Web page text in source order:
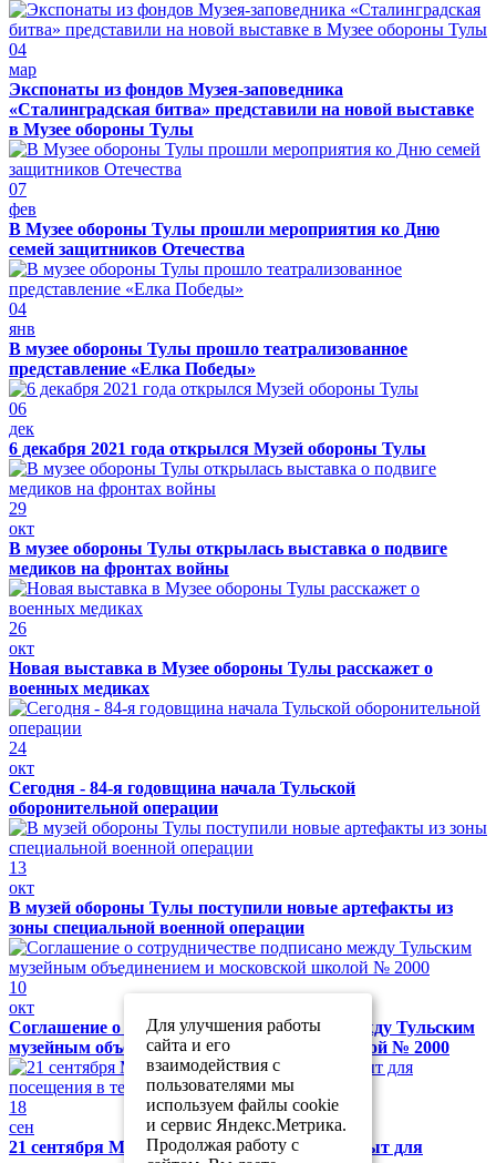
04
мар
Экспонаты из фондов Музея-заповедника
«Сталинградская битва» представили на новой выставке
в Музее обороны Тулы
07
фев
В Музее обороны Тулы прошли мероприятия ко Дню
семей защитников Отечества
04
янв
В музее обороны Тулы прошло театрализованное
представление «Елка Победы»
06
дек
6 декабря 2021 года открылся Музей обороны Тулы
29
окт
В музее обороны Тулы открылась выставка о подвиге
медиков на фронтах войны
26
окт
Новая выставка в Музее обороны Тулы расскажет о
военных медиках
24
окт
Сегодня - 84-я годовщина начала Тульской
оборонительной операции
13
окт
В музей обороны Тулы поступили новые артефакты из
зоны специальной военной операции
10
окт
Соглашение о сотрудничестве подписано между Тульским
музейным объединением и московской школой № 2000
18
сен
21 сентября Музей обороны Тулы будет закрыт для
Для улучшения работы
сайта и его
взаимодействия с
пользователями мы
используем файлы cookie
и сервис Яндекс.Метрика.
Продолжая работу с